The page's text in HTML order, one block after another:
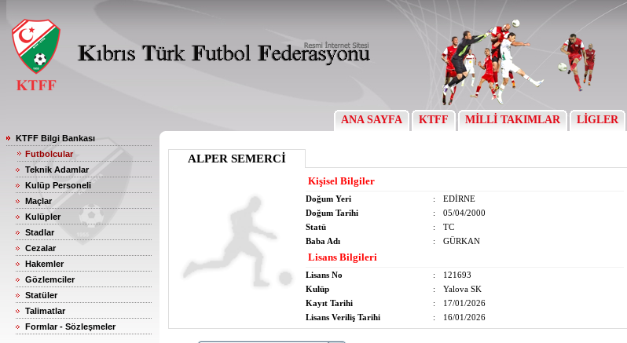
ANA SAYFA KTFF MİLLİ TAKIMLAR LİGLER
KTFF Bilgi Bankası
Futbolcular
Teknik Adamlar
Kulüp Personeli
Maçlar
Kulüpler
Stadlar
Cezalar
Hakemler
Gözlemciler
Statüler
Talimatlar
Formlar - Sözleşmeler
ALPER SEMERCİ
Kişisel Bilgiler
Doğum Yeri :
EDİRNE
Doğum Tarihi
:
05/04/2000
Statü
:
TC
Baba Adı
: GÜRKAN
Lisans Bilgileri
Lisans No :
121693
Kulüp
:
Yalova SK
Kayıt Tarihi
:
17/01/2026
Lisans Veriliş Tarihi
: 16/01/2026